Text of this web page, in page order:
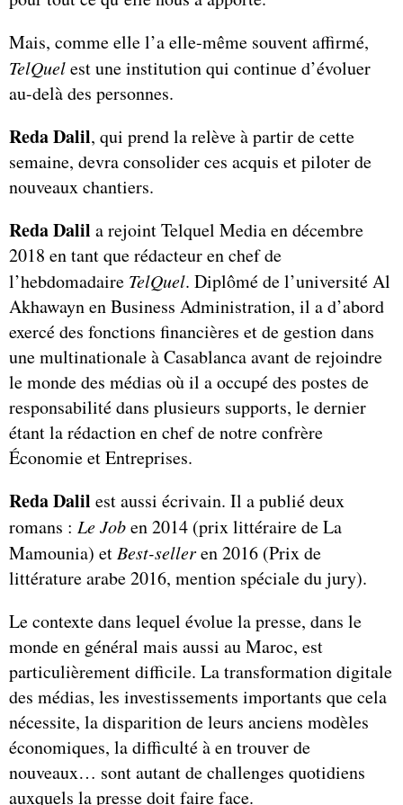
Mais, comme elle l’a elle-même souvent affirmé,
TelQuelest une institution qui continue d’évoluer
au-delà des personnes.
Reda Dalil, qui prend la relève à partir de cette
semaine, devra consolider ces acquis et piloter de
nouveaux chantiers.
Reda Dalil a rejoint Telquel Media en décembre
2018 en tant que rédacteur en chef de
l’hebdomadaire TelQuel. Diplômé de l’université Al
Akhawayn en Business Administration, il a d’abord
exercé des fonctions financières et de gestion dans
une multinationale à Casablanca avant de rejoindre
le monde des médias où il a occupé des postes de
responsabilité dans plusieurs supports, le dernier
étant la rédaction en chef de notre confrère
Économie et Entreprises.
Reda Dalil est aussi écrivain. Il a publié deux
romans : Le Joben 2014 (prix littéraire de La
Mamounia) et Best-selleren 2016 (Prix de
littérature arabe 2016, mention spéciale du jury).
Le contexte dans lequel évolue la presse, dans le
monde en général mais aussi au Maroc, est
particulièrement difficile. La transformation digitale
des médias, les investissements importants que cela
nécessite, la disparition de leurs anciens modèles
économiques, la difficulté à en trouver de
nouveaux… sont autant de challenges quotidiens
auxquels la presse doit faire face.